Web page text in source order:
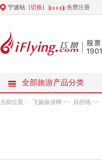
宁波站 [切换] | 免费注册
全部旅游产品分类
当前位置： 飞扬旅游网 >> 目的地 >>